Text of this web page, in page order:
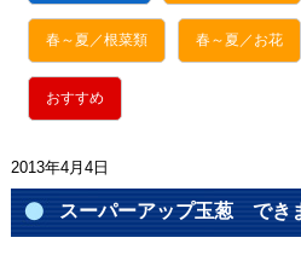
春～夏／根菜類 春～夏／お花
おすすめ
2013年4月4日
スーパーアップ玉葱 でき